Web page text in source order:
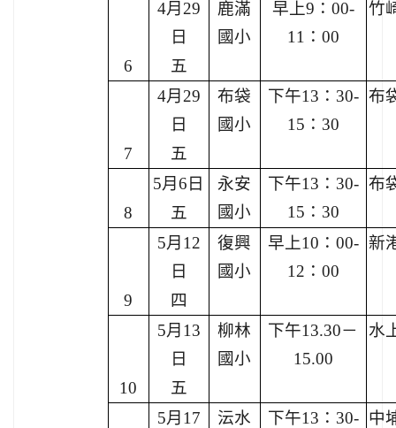
6
4月29
日
鹿滿
國小
早上9：00-
11：00
竹
五
7
4月29
日
布袋
國小
下午13：30-
15：30
布
五
8
5月6日
永安
國小
下午13：30-
15：30
布
五
9
5月12
日
復興
國小
早上10：00-
12：00
新
四
10
5月13
日
柳林
國小
下午13.30－
15.00
水
五
5月17
沄水
下午13：30- 中